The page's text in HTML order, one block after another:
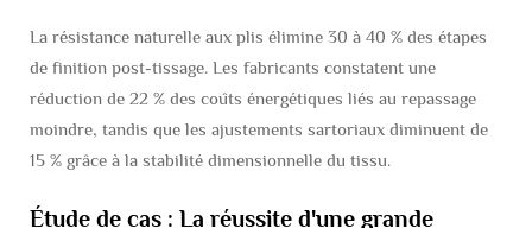
La résistance naturelle aux plis élimine 30 à 40 % des étapes
de finition post-tissage. Les fabricants constatent une
réduction de 22 % des coûts énergétiques liés au repassage
moindre, tandis que les ajustements sartoriaux diminuent de
15 % grâce à la stabilité dimensionnelle du tissu.
Étude de cas : La réussite d'une grande